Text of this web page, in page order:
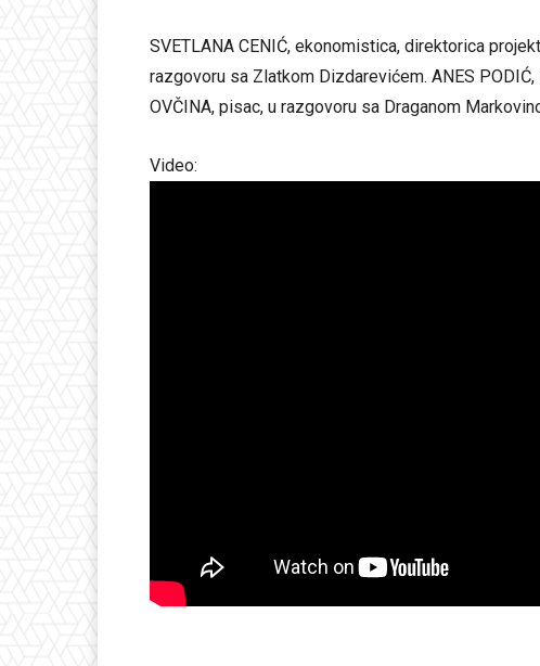
SVETLANA CENIĆ, ekonomistica, direktorica
razgovoru sa Zlatkom Dizdarevićem. ANES
OVČINA, pisac, u razgovoru sa Draganom
Video: